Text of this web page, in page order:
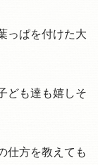
っぱを付けた大
ども達も嬉しそ
仕方を教えても